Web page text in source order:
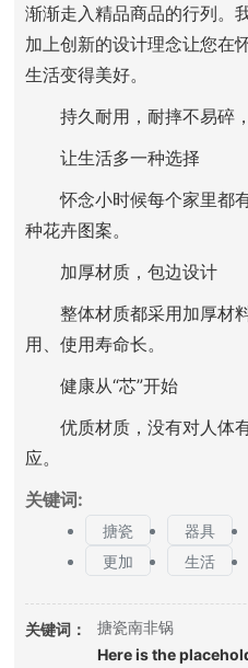
渐渐走入精品商品的行列。
加上创新的设计理念让您在
生活变得美好。
持久耐用，耐摔不易碎，
让生活多一种选择
怀念小时候每个家里都有
种花卉图案。
加厚材质，包边设计
整体材质都采用加厚材
用、使用寿命长。
健康从“芯”开始
优质材质，没有对人体有
应。
关键词:
搪瓷 器具
更加
生活
关键词： 搪瓷南非锅
Here is the